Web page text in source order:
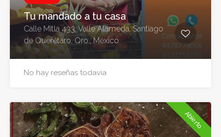
Tu mandado a tu casa
Calle Mitla 433, Valle Alameda, Santiago
de Querétaro, Qro., México
No hay reseñas todavia
Abierto